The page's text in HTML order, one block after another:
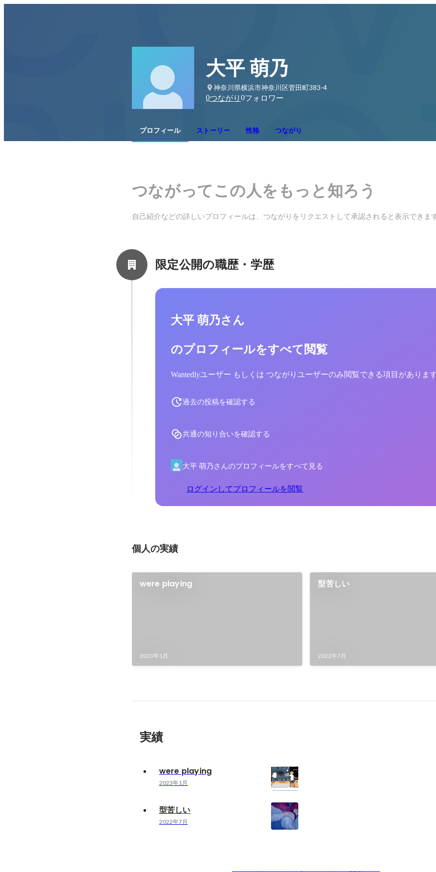
大平 萌乃
神奈川県横浜市神奈川区菅田町383-4
0つながり 0フォロワー
プロフィール ストーリー 性格 つながり
つながってこの人をもっと知ろう
自己紹介などの詳しいプロフィールは、つながりをリクエストして承認されると表示できま
限定公開の職歴・学歴
大平 萌乃さん
のプロフィールをすべて閲覧
Wantedlyユーザー もしくは つながりユーザーのみ閲覧できる項目がありま
過去の投稿を確認する
共通の知り合いを確認する
大平 萌乃さんのプロフィールをすべて見る
ログインしてプロフィールを閲覧
個人の実績
were playing
2023年1月
型苦しい
2022年7月
実績
were playing
2023年1月
型苦しい
2022年7月